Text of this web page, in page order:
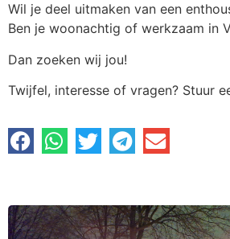
Wil je deel uitmaken van een
Ben je woonachtig of werkzaam in
Dan zoeken wij jou!
Twijfel, interesse of vragen? Stuur